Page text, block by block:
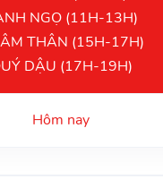
NGỌ (11H-13H)
THÂN (15H-17H)
DẬU (17H-19H)
Hôm nay